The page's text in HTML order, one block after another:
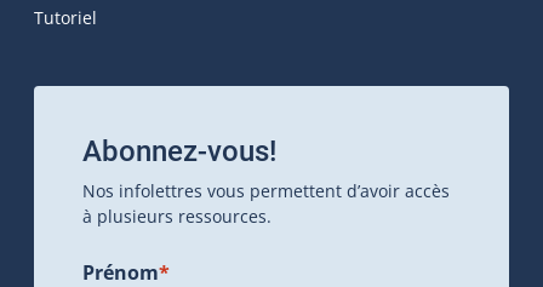
Tutoriel
Abonnez-vous!
Nos infolettres vous permettent d’avoir accès
à plusieurs ressources.
Prénom*